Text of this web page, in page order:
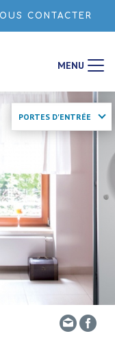
CONTACTER
MENU
PORTES D'ENTRÉE